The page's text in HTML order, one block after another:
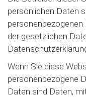
persönlichen Daten
der gesetzlichen
Wenn Sie diese
personenbezogene
Daten sind Daten,